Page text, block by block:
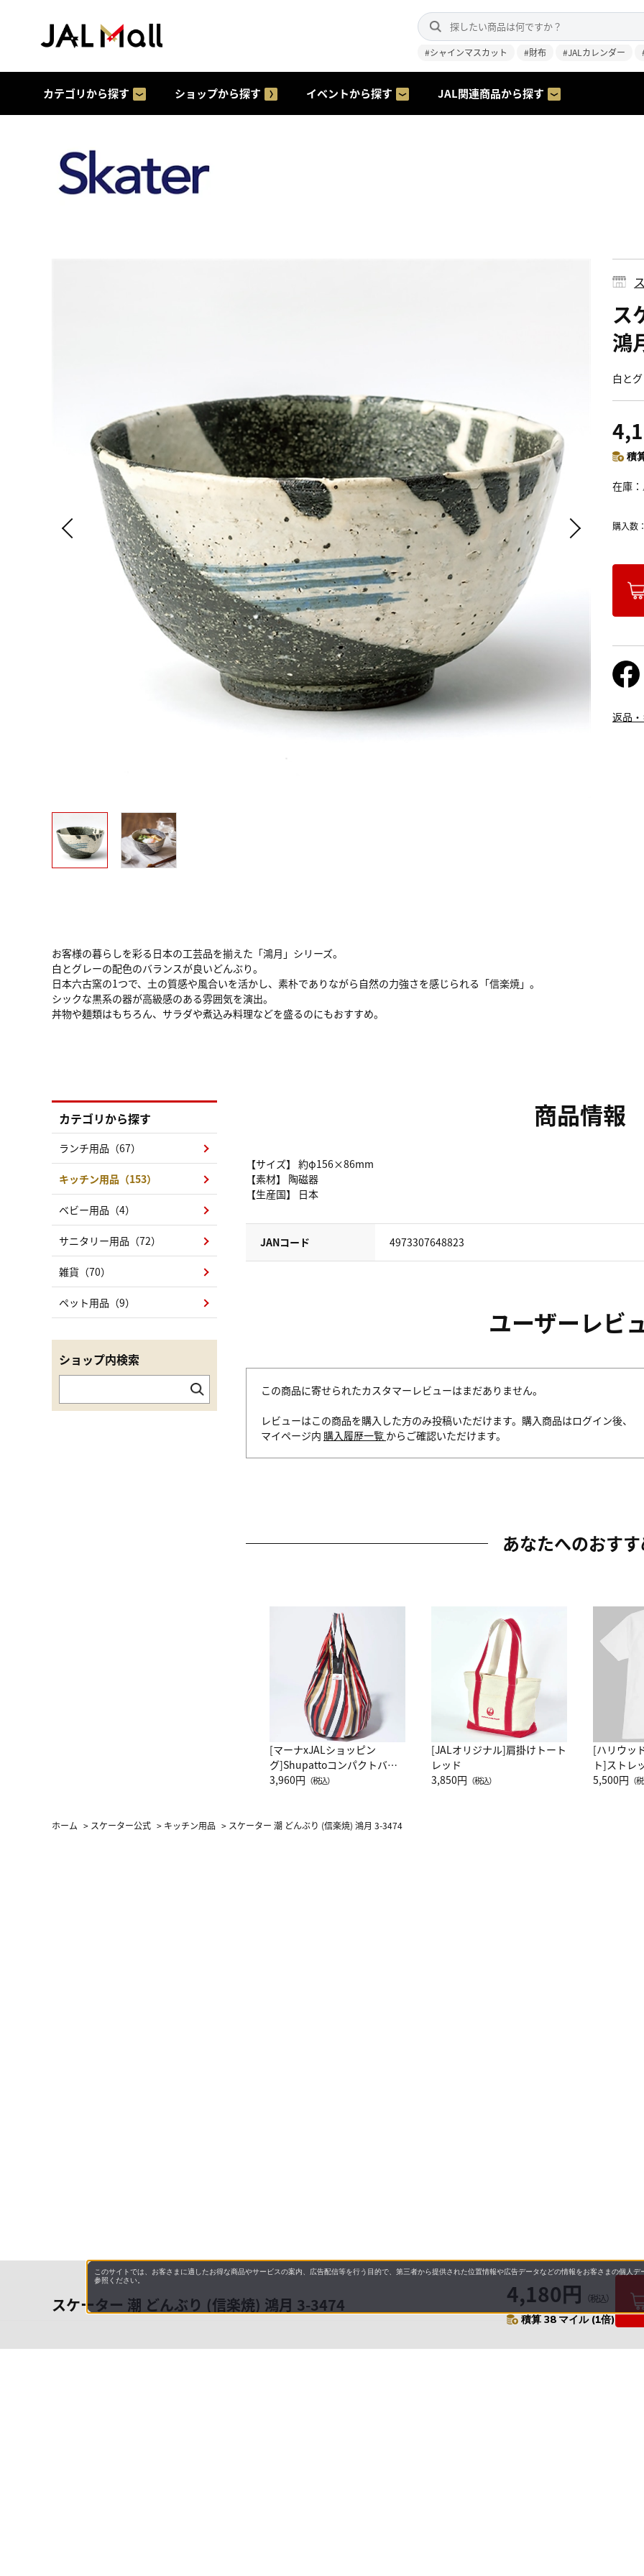
#シャインマスカット #財布 #JALカレンダー
カテゴリから探す ショップから探す イベントから探す JAL関連商品から探す
ス
鴻
白と
積
在庫
購入数
スケーター 潮 どんぶり (信楽焼) 鴻月 3-3474 4,180円 （税込）
積算 38 マイル (1倍)
返品
お客様の暮らしを彩る日本の工芸品を揃えた「鴻月」シリーズ。
白とグレーの配色のバランスが良いどんぶり。
日本六古窯の1つで、土の質感や風合いを活かし、素朴でありながら自然の力強さを感じられる「信楽焼」。
シックな黒系の器が高級感のある雰囲気を演出。
丼物や麺類はもちろん、サラダや煮込み料理などを盛るのにもおすすめ。
商品情報
【サイズ】 約φ156×86mm
【素材】 陶磁器
【生産国】 日本
JANコード 4973307648823
ユーザーレビ
この商品に寄せられたカスタマーレビューはまだありません。
レビューはこの商品を購入した方のみ投稿いただけます。購入商品はログイン後、
マイページ内 購入履歴一覧 からご確認いただけます。
あなたへのおす
[マーナxJALショッピン
グ]Shupattoコンパクトバッ
グ Drop JAL客室乗務員
3,960円 （税込）
[JALオリジナル]肩掛けトート
レッド
3,850円 （税込）
[ハリウッ
ト]ストレ
ーネック
5,500円 （
カテゴリから探す
ランチ用品（67）
キッチン用品（153）
ベビー用品（4）
サニタリー用品（72）
雑貨（70）
ペット用品（9）
ショップ内検索
ホーム > スケーター公式 > キッチン用品 > スケーター 潮 どんぶり (信楽焼) 鴻月 3-3474
このサイトでは、お客さまに適したお得な商品やサービスの案内、広告配信等を行う目的で、第三者から提供された位置情報や広告データなどの情報をお客さまの個人
参照ください。